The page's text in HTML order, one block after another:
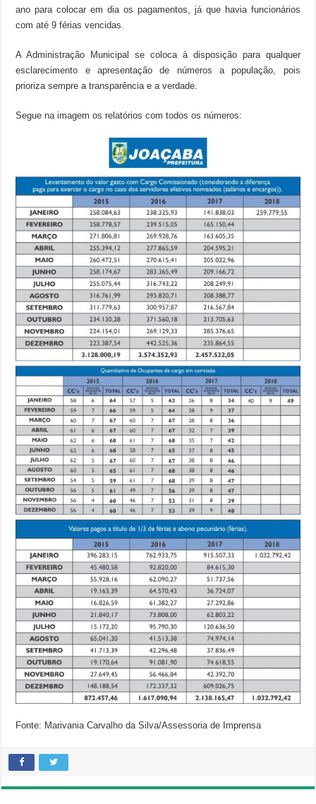
ano para colocar em dia os pagamentos, já que havia funcionários
com até 9 férias vencidas.
A Administração Municipal se coloca à disposição para qualquer
esclarecimento e apresentação de números a população, pois
prioriza sempre a transparência e a verdade.
Segue na imagem os relatórios com todos os números:
Fonte: Marivania Carvalho da Silva/Assessoria de Imprensa